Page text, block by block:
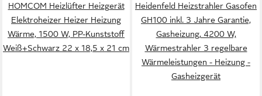
HOMCOM Heizlüfter Heizgerät
Elektroheizer Heizer Heizung
Wärme, 1500 W, PP-Kunststoff
Weiß+Schwarz 22 x 18,5 x 21 cm
Heidenfeld Heizstrahler Gasofen
GH100 inkl. 3 Jahre Garantie,
Gasheizung, 4200 W,
Wärmestrahler 3 regelbare
Wärmeleistungen - Heizung -
Gasheizgerät